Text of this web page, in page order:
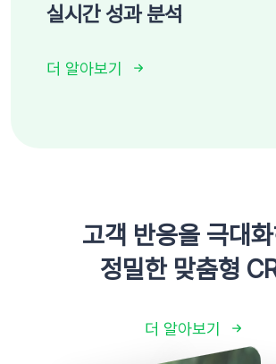
실시간 성과 분석
더 알아보기
고객 반응을 극대
정밀한 맞춤형
더 알아보기